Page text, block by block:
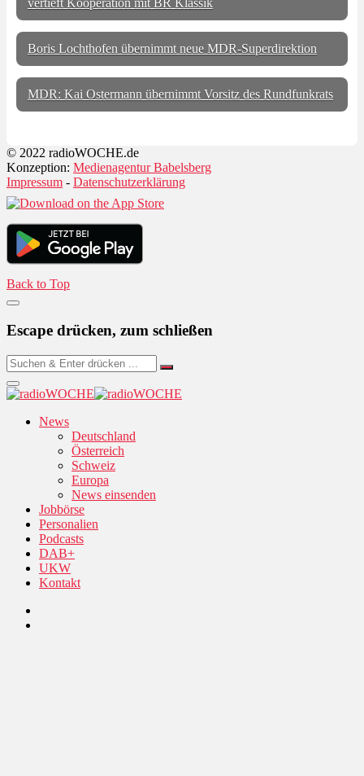
vertieft Kooperation mit BR Klassik
Boris Lochthofen übernimmt neue MDR-Superdirektion
MDR: Kai Ostermann übernimmt Vorsitz des Rundfunkrats
© 2022 radioWOCHE.de
Konzeption: Medienagentur Babelsberg
Impressum - Datenschutzerklärung
Back to Top
Escape drücken, zum schließen
News
Deutschland
Österreich
Schweiz
Europa
News einsenden
Jobbörse
Personalien
Podcasts
DAB+
UKW
Kontakt